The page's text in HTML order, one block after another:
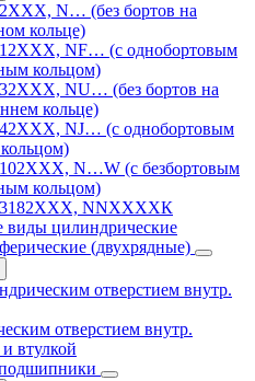
N… (без бортов на
кольце)
NF… (с однобортовым
кольцом)
NU… (без бортов на
кольце)
NJ… (с однобортовым
N…W (с безбортовым
кольцом)
3182ХХХ, NNХХХХК
виды цилиндрические
(двухрядные)
отверстием внутр.
отверстием внутр.
втулкой